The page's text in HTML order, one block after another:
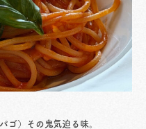
）その鬼気迫る味。